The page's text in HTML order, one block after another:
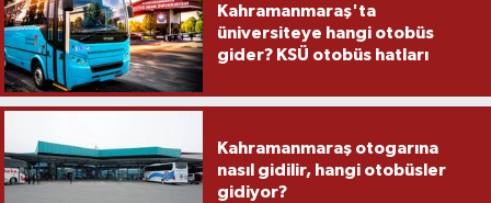
Kahramanmaraş'ta
üniversiteye hangi otobüs
gider? KSÜ otobüs hatları
Kahramanmaraş otogarına
nasıl gidilir, hangi otobüsler
gidiyor?